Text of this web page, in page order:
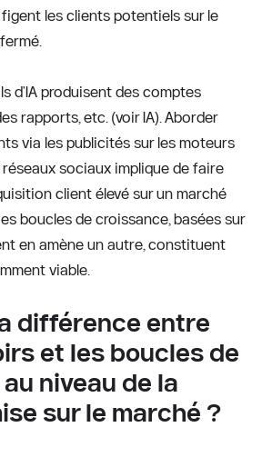
figent les clients potentiels sur le
d'IA produisent des comptes
rapports, etc. (voir IA). Aborder
via les publicités sur les moteurs
sociaux implique de faire
client élevé sur un marché
boucles de croissance, basées sur
en amène un autre, constituent
viable.
différence entre
et les boucles de
niveau de la
sur le marché ?